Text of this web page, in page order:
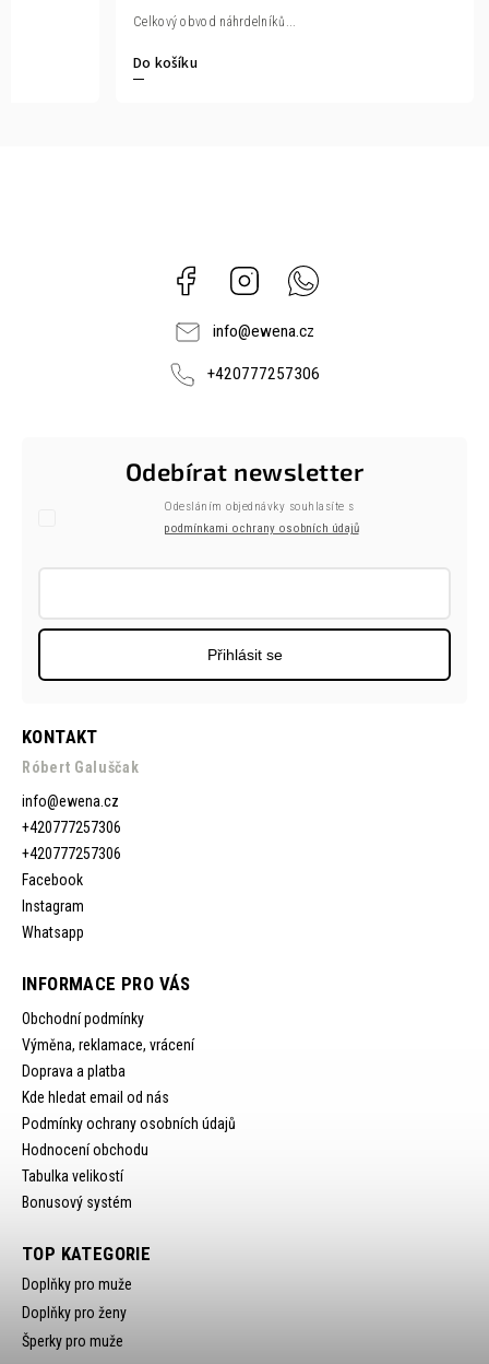
Do košíku
Celkový obvod náhrdelníků...
Facebook Instagram
info@ewena.cz
+420777257306
KONTAKT
Róbert Galuščak
info@ewena.cz
+420777257306
+420777257306
Facebook
Instagram
Whatsapp
INFORMACE PRO VÁS
Obchodní podmínky
Výměna, reklamace, vrácení
Doprava a platba
Kde hledat email od nás
Podmínky ochrany osobních údajů
Hodnocení obchodu
Tabulka velikostí
Bonusový systém
Odebírat newsletter
Odesláním objednávky souhlasíte s
podmínkami ochrany osobních údajů
Přihlásit se
TOP KATEGORIE
Doplňky pro muže
Doplňky pro ženy
Šperky pro muže